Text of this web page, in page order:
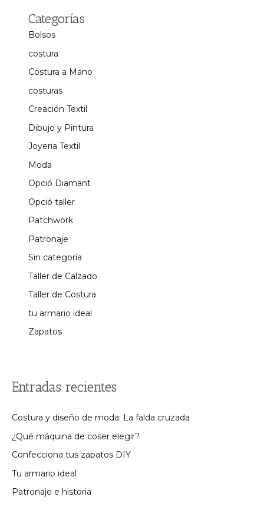
Categorías
Bolsos
costura
Costura a Mano
costuras
Creación Textil
Dibujo y Pintura
Joyeria Textil
Moda
Opció Diamant
Opció taller
Patchwork
Patronaje
Sin categoría
Taller de Calzado
Taller de Costura
tu armario ideal
Zapatos
Entradas recientes
Costura y diseño de moda: La falda cruzada
¿Qué máquina de coser elegir?
Confecciona tus zapatos DIY
Tu armario ideal
Patronaje e historia